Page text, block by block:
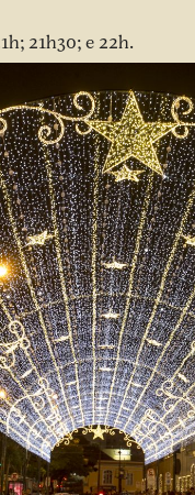
21h30; e 22h.